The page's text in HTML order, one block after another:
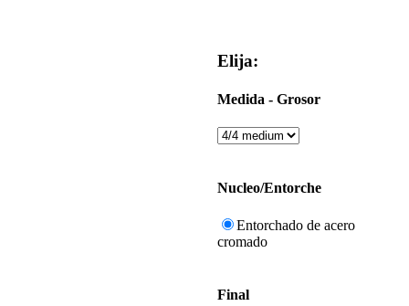
Elija:
Medida - Grosor
Nucleo/Entorche
Entorchado de acero
cromado
Final